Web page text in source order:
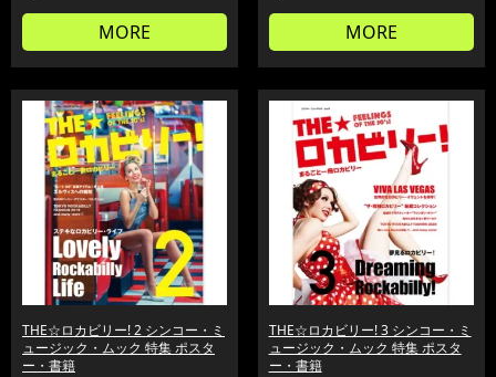
MORE MORE
THE☆ロカビリー! 2 シンコー・ミ
ュージック・ムック 特集 ポスタ
ー・書籍
THE☆ロカビリー! 3 シンコー・ミ
ュージック・ムック 特集 ポスタ
ー・書籍